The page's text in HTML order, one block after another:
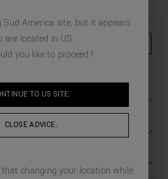
promocionales y códigos de descuento
Sud America site, but it appears
are located in US.
you like to proceed?
TO US SITE.
CLOSE ADVICE.
that changing your location while